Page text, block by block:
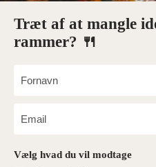
Træt af at mangle
rammer? 🍴
Vælg hvad du vil modtage